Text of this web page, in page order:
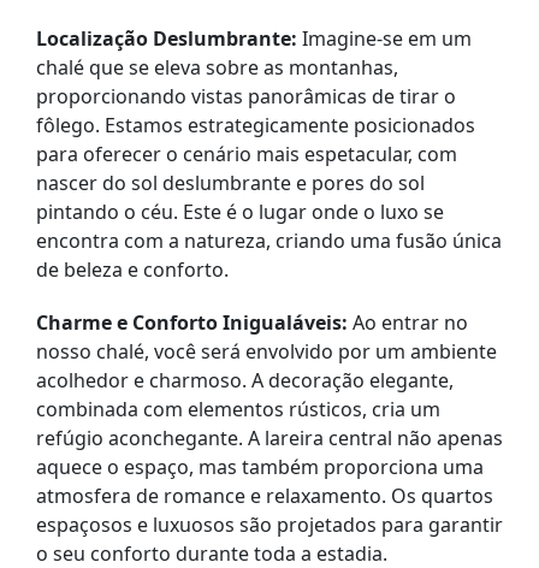
Localização Deslumbrante: Imagine-se em um
chalé que se eleva sobre as montanhas,
proporcionando vistas panorâmicas de tirar o
fôlego. Estamos estrategicamente posicionados
para oferecer o cenário mais espetacular, com
nascer do sol deslumbrante e pores do sol
pintando o céu. Este é o lugar onde o luxo se
encontra com a natureza, criando uma fusão única
de beleza e conforto.
Charme e Conforto Inigualáveis: Ao entrar no
nosso chalé, você será envolvido por um ambiente
acolhedor e charmoso. A decoração elegante,
combinada com elementos rústicos, cria um
refúgio aconchegante. A lareira central não apenas
aquece o espaço, mas também proporciona uma
atmosfera de romance e relaxamento. Os quartos
espaçosos e luxuosos são projetados para garantir
o seu conforto durante toda a estadia.